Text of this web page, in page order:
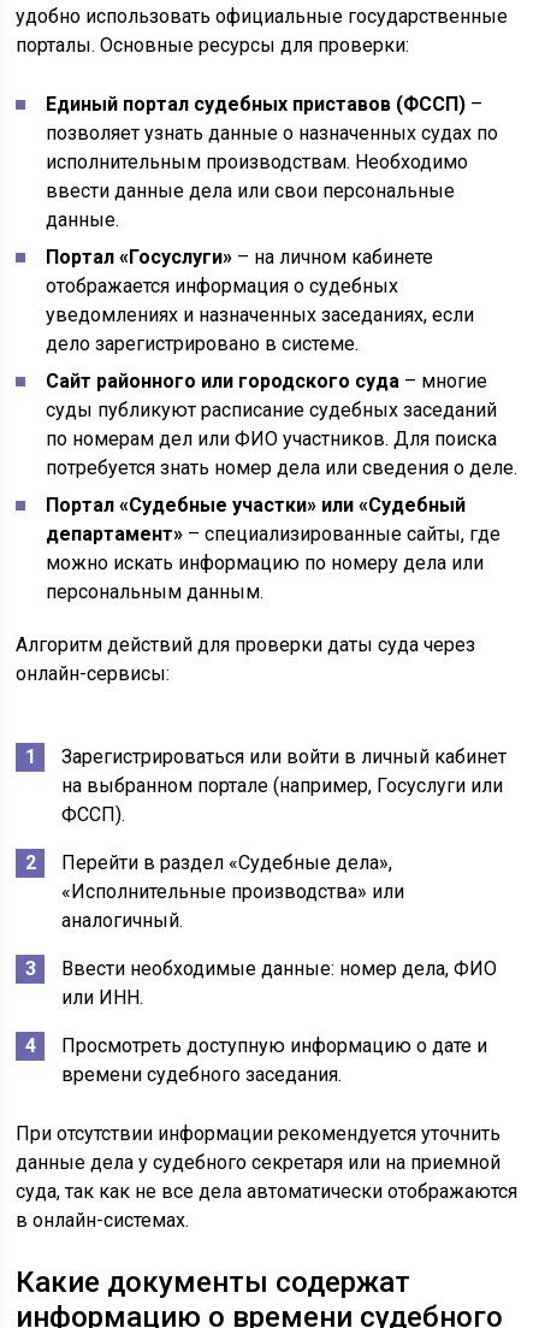
удобно использовать официальные государственные
порталы. Основные ресурсы для проверки:
Единый портал судебных приставов (ФССП) –
позволяет узнать данные о назначенных судах по
исполнительным производствам. Необходимо
ввести данные дела или свои персональные
данные.
Портал «Госуслуги» – на личном кабинете
отображается информация о судебных
уведомлениях и назначенных заседаниях, если
дело зарегистрировано в системе.
Сайт районного или городского суда – многие
суды публикуют расписание судебных заседаний
по номерам дел или ФИО участников. Для поиска
потребуется знать номер дела или сведения о деле.
Портал «Судебные участки» или «Судебный
департамент» – специализированные сайты, где
можно искать информацию по номеру дела или
персональным данным.
Алгоритм действий для проверки даты суда через
онлайн-сервисы:
Зарегистрироваться или войти в личный кабинет
на выбранном портале (например, Госуслуги или
ФССП).
Перейти в раздел «Судебные дела»,
«Исполнительные производства» или
аналогичный.
Ввести необходимые данные: номер дела, ФИО
или ИНН.
Просмотреть доступную информацию о дате и
времени судебного заседания.
При отсутствии информации рекомендуется уточнить
данные дела у судебного секретаря или на приемной
суда, так как не все дела автоматически отображаются
в онлайн-системах.
Какие документы содержат
информацию о времени судебного